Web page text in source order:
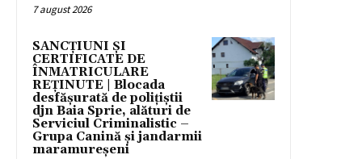
7 august 2026
SANCȚIUNI ȘI
CERTIFICATE DE
ÎNMATRICULARE
REȚINUTE | Blocada
desfășurată de polițiștii
djn Baia Sprie, alături de
Serviciul Criminalistic –
Grupa Canină și jandarmii
maramureșeni